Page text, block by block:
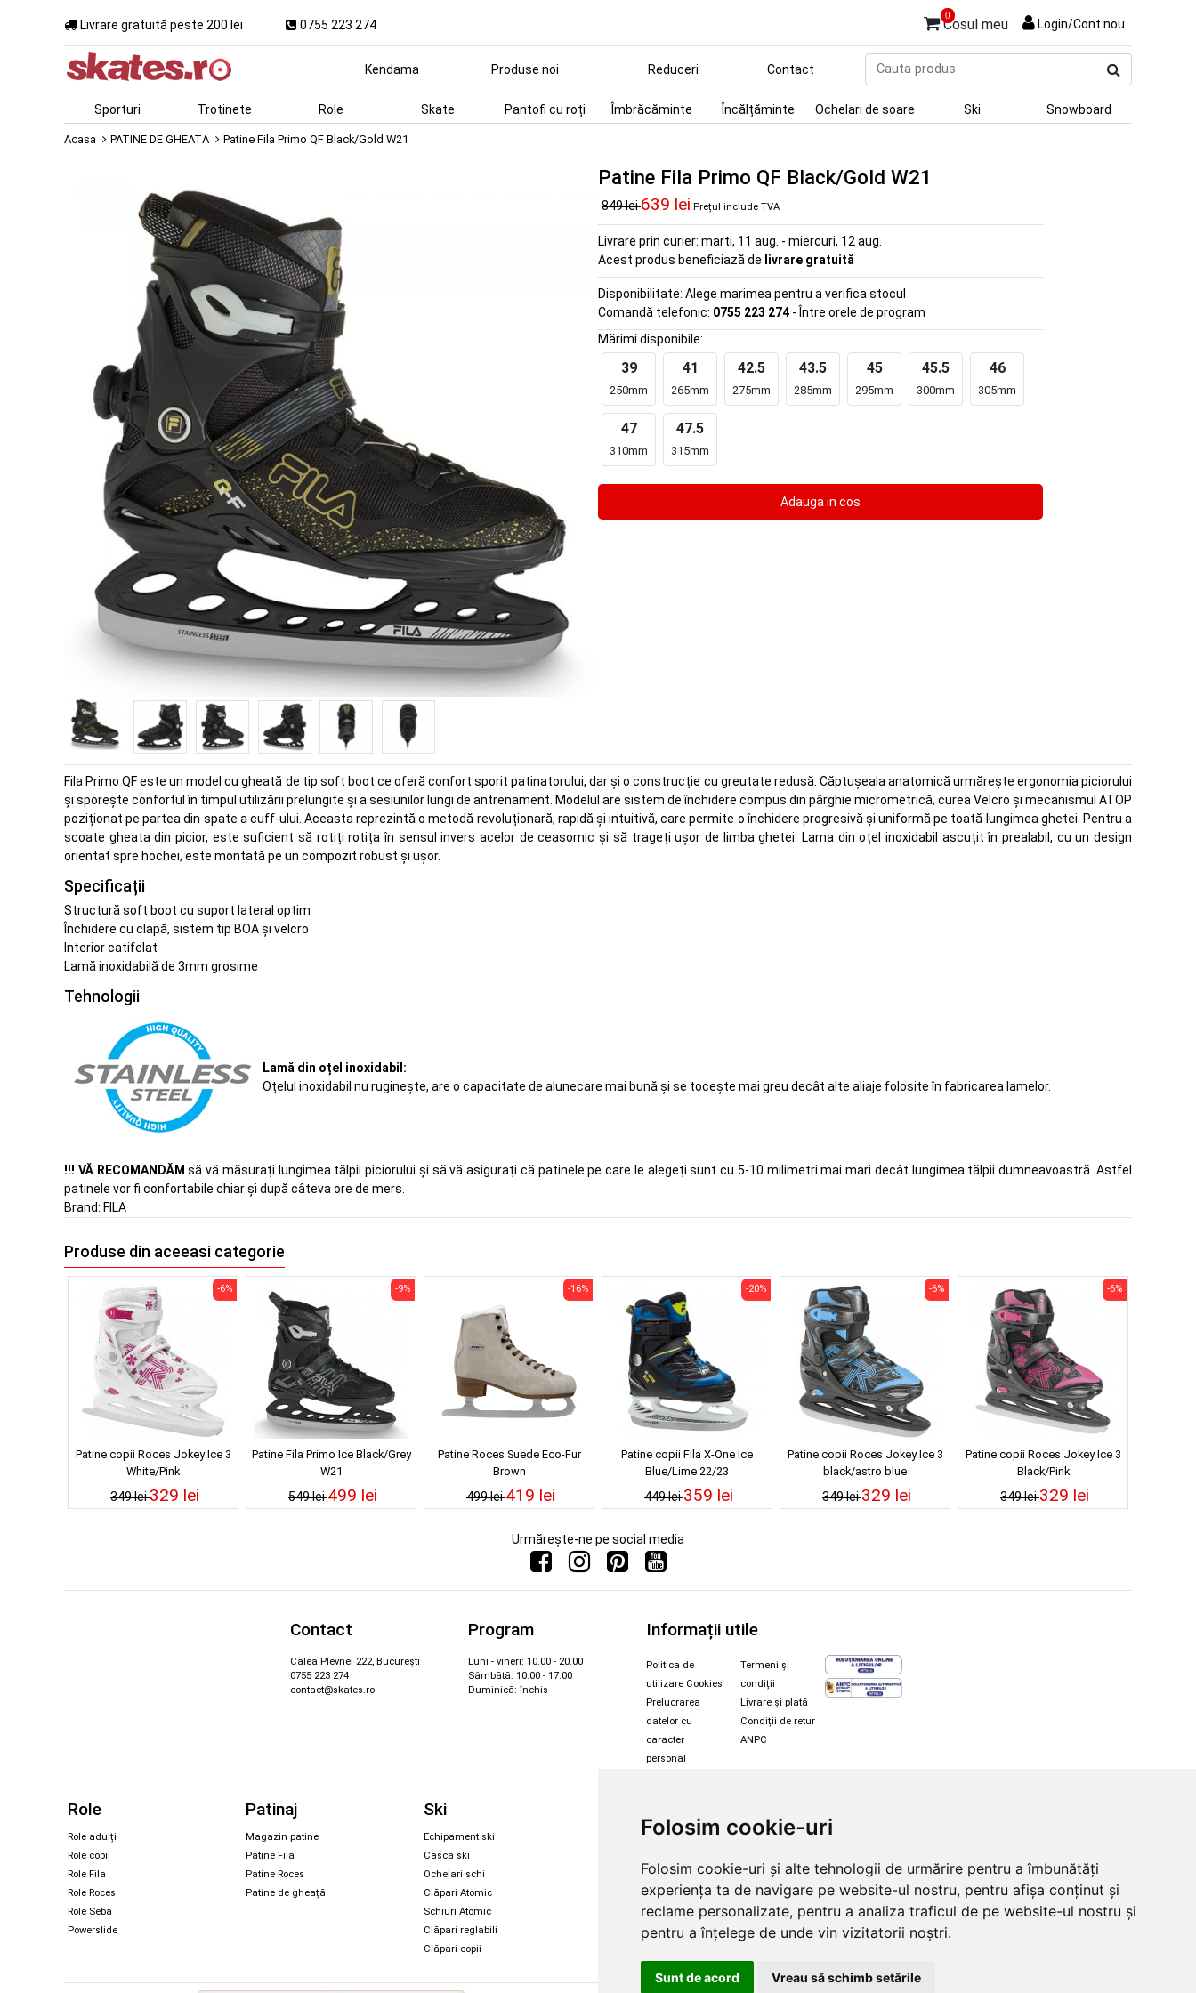
Folosim cookie-uri
Folosim cookie-uri și alte tehnologii de urmărire pentru a îmbunătăți
experiența ta de navigare pe website-ul nostru, pentru afișa conținut și
reclame personalizate, pentru a analiza traficul de pe website-ul nostru și
pentru a înțelege de unde vin vizitatorii noștri.
Sunt de acord Vreau să schimb setările
Livrare gratuită peste 200 lei 0755 223 274
0
Cosul meu Login/Cont nou
produs
Kendama Produse noi Reduceri Contact
Sporturi Trotinete Role Skate Pantofi cu roți Îmbrăcăminte Încălțăminte Ochelari de soare Ski Snowboard
Acasa PATINE DE GHEATA Patine Fila Primo QF Black/Gold W21
Patine Fila Primo QF Black/Gold W21
849 lei639 lei Prețul include TVA
Livrare prin curier: marti, 11 aug. - miercuri, 12 aug.
Acest produs beneficiază de livrare gratuită
Disponibilitate: Alege marimea pentru a verifica stocul
Comandă telefonic: 0755 223 274 - Între orele de program
Mărimi disponibile:
39
250mm
41
265mm
42.5
275mm
43.5
285mm
45
295mm
45.5
300mm
46
305mm
47
310mm
47.5
315mm
Fila Primo QF este un model cu gheată de tip soft boot ce oferă confort sporit patinatorului, dar și o construcție cu greutate redusă. Căptușeala anatomică urmărește ergonomia piciorului
și sporește confortul în timpul utilizării prelungite și a sesiunilor lungi de antrenament. Modelul are sistem de închidere compus din pârghie micrometrică, curea Velcro și mecanismul ATOP
poziționat pe partea din spate a cuff-ului. Aceasta reprezintă o metodă revoluționară, rapidă și intuitivă, care permite o închidere progresivă și uniformă pe toată lungimea ghetei. Pentru a
scoate gheata din picior, este suficient să rotiți rotița în sensul invers acelor de ceasornic și să trageți ușor de limba ghetei. Lama din oțel inoxidabil ascuțit în prealabil, cu un design
orientat spre hochei, este montată pe un compozit robust și ușor.
Specificații
Structură soft boot cu suport lateral optim
Închidere cu clapă, sistem tip BOA și velcro
Interior catifelat
Lamă inoxidabilă de 3mm grosime
Tehnologii
Lamă din oțel inoxidabil:
Oțelul inoxidabil nu ruginește, are o capacitate de alunecare mai bună și se tocește mai greu decât alte aliaje folosite în fabricarea lamelor.
!!! VĂ RECOMANDĂMsă vă măsurați lungimea tălpii piciorului și să vă asigurați că patinele pe care le alegeți sunt cu 5-10 milimetri mai mari decât lungimea tălpii dumneavoastră. Astfel
patinele vor fi confortabile chiar și după câteva ore de mers.
Brand: FILA
Produse din aceeasi categorie
Patine copii Roces Jokey Ice 3
White/Pink
349 lei
-6%
329 lei
Patine Fila Primo Ice Black/Grey
W21
549 lei
-9%
499 lei
Patine Roces Suede Eco-Fur
Brown
499 lei
-16%
419 lei
Patine copii Fila X-One Ice
Blue/Lime 22/23
449 lei
-20%
359 lei
Patine copii Roces Jokey Ice 3
black/astro blue
349 lei
-6%
329 lei
Patine copii Roces Jokey Ice 3
Black/Pink
349 lei
-6%
329 lei
Urmărește-ne pe social media
Contact
Calea Plevnei 222, București
0755 223 274
contact@skates.ro
Program
Luni - vineri: 10.00 - 20.00
Sâmbătă: 10.00 - 17.00
Duminică: închis
Informații utile
Politica de
utilizare Cookies
Prelucrarea
datelor cu
caracter
personal
Termeni și
condiții
Livrare și plată
Condiții de retur
ANPC
Role
Role adulți
Role copii
Role Fila
Role Roces
Role Seba
Powerslide
Patinaj
Magazin patine
Patine Fila
Patine Roces
Patine de gheață
Ski
Echipament ski
Cască ski
Ochelari schi
Clăpari Atomic
Schiuri Atomic
Clăpari reglabili
Clăpari copii
Magazin snowboard
Legături Rome SDS
Skate & longboard
Santa Cruz
Îmbrăcăminte schi și snowboard
Căști și ochelari Alpina
Ochelari Oakley
Ochelari Alpina
Ochelari de soare Oakley
Ochelari de soare Alpina
Intretinere manusi